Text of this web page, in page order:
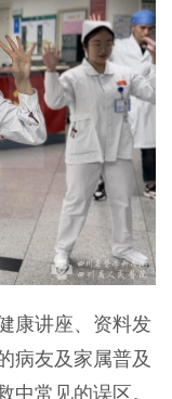
康讲座、资料发
病友及家属普及
中常见的误区。